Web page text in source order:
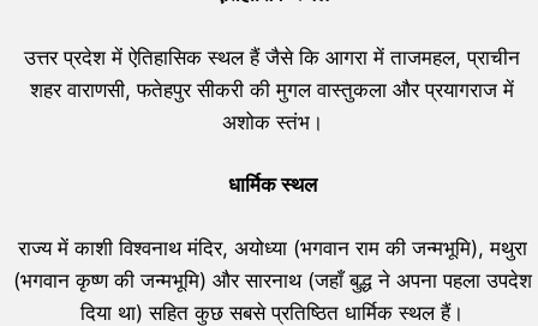
उत्तर प्रदेश में ऐतिहासिक स्थल हैं जैसे कि आगरा में ताजमहल, प्राचीन
शहर वाराणसी, फतेहपुर सीकरी की मुगल वास्तुकला और प्रयागराज में
अशोक स्तंभ।
धार्मिक स्थल
राज्य में काशी विश्वनाथ मंदिर, अयोध्या (भगवान राम की जन्मभूमि), मथुरा
(भगवान कृष्ण की जन्मभूमि) और सारनाथ (जहाँ बुद्ध ने अपना पहला उपदेश
दिया था) सहित कुछ सबसे प्रतिष्ठित धार्मिक स्थल हैं।